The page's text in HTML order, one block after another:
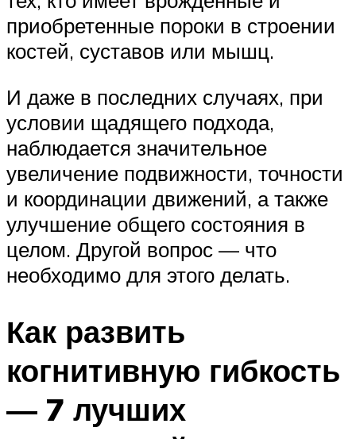
приобретенные пороки в строении
костей, суставов или мышц.
И даже в последних случаях, при
условии щадящего подхода,
наблюдается значительное
увеличение подвижности, точности
и координации движений, а также
улучшение общего состояния в
целом. Другой вопрос — что
необходимо для этого делать.
Как развить
когнитивную гибкость
— 7 лучших